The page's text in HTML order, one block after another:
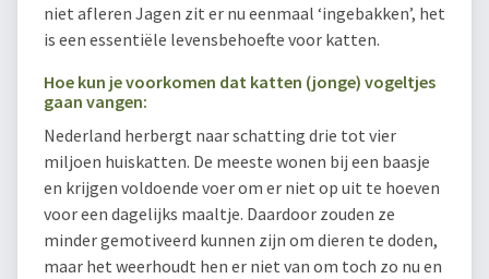
niet afleren Jagen zit er nu eenmaal ‘ingebakken’, het
is een essentiële levensbehoefte voor katten.
Hoe kun je voorkomen dat katten (jonge) vogeltjes
gaan vangen:
Nederland herbergt naar schatting drie tot vier
miljoen huiskatten. De meeste wonen bij een baasje
en krijgen voldoende voer om er niet op uit te hoeven
voor een dagelijks maaltje. Daardoor zouden ze
minder gemotiveerd kunnen zijn om dieren te doden,
maar het weerhoudt hen er niet van om toch zo nu en